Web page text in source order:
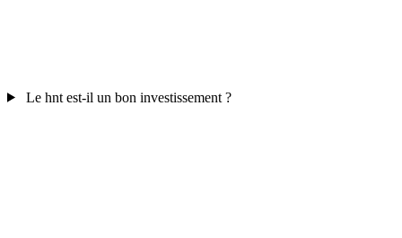
Le hnt est-il un bon investissement ?